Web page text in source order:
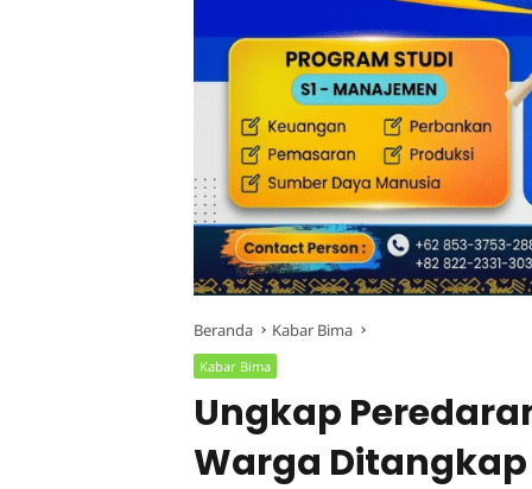
Beranda Kabar Bima
Kabar Bima
Ungkap
Warga Ditangkap